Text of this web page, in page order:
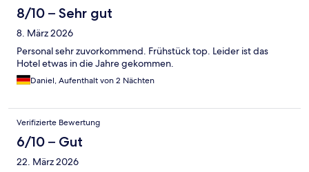
8/10 – Sehr gut
8. März 2026
Personal sehr zuvorkommend. Frühstück top. Leider ist das
Hotel etwas in die Jahre gekommen.
Daniel, Aufenthalt von 2 Nächten
Verifizierte Bewertung
6/10 – Gut
22. März 2026